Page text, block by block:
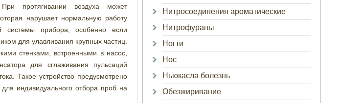
протягивании воздуха может
нарушает нормальную работу
системы прибора, особенно если
для улавливания крупных частиц.
стенками, встроенными в насос,
для сглаживания пульсаций
Такое устройство предусмотрено
индивидуального отбора проб на
Нитросоединения ароматические
Нитрофураны
Ногти
Нос
Ньюкасла болезнь
Обезжиривание